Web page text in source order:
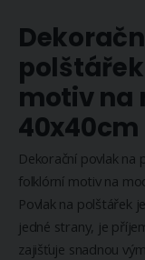
na
začátek
galerie
s
obrázky
polštářek
motiv na
40x40cm
Dekorační povlak na
folklórní motiv na
Povlak na polštářek
jedné strany, je
zajišťuje snadnou